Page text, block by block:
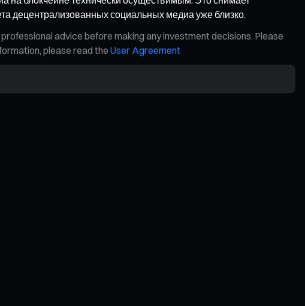
децентрализованных социальных медиа уже близко.
advice before making any investment decisions. Please
please read the User Agreement